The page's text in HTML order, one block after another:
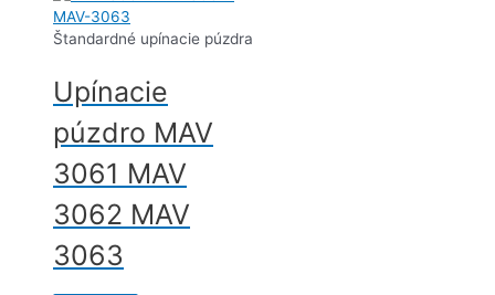
Štandardné upínacie púzdra
Upínacie
púzdro MAV
3061 MAV
3062 MAV
3063